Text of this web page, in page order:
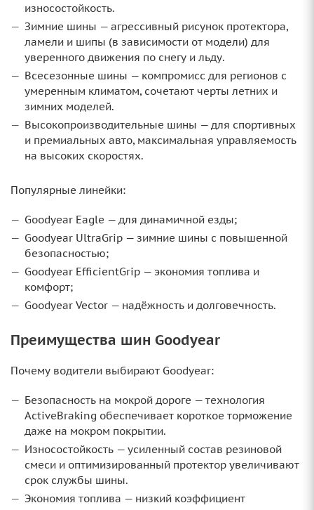
износостойкость.
Зимние шины — агрессивный рисунок протектора,
ламели и шипы (в зависимости от модели) для
уверенного движения по снегу и льду.
Всесезонные шины — компромисс для регионов с
умеренным климатом, сочетают черты летних и
зимних моделей.
Высокопроизводительные шины — для спортивных
и премиальных авто, максимальная управляемость
на высоких скоростях.
Популярные линейки:
Goodyear Eagle — для динамичной езды;
Goodyear UltraGrip — зимние шины с повышенной
безопасностью;
Goodyear EfficientGrip — экономия топлива и
комфорт;
Goodyear Vector — надёжность и долговечность.
Преимущества шин Goodyear
Почему водители выбирают Goodyear:
Безопасность на мокрой дороге — технология
ActiveBraking обеспечивает короткое торможение
даже на мокром покрытии.
Износостойкость — усиленный состав резиновой
смеси и оптимизированный протектор увеличивают
срок службы шины.
Экономия топлива — низкий коэффициент